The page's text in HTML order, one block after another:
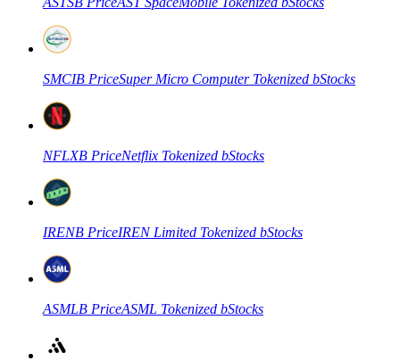
نسخ التداول
انضم إلى أفضل المتداولين
SMCIB PriceSuper Micro Computer Tokenized bStocks
NFLXB PriceNetflix Tokenized bStocks
IRENB PriceIREN Limited Tokenized bStocks
ASMLB PriceASML Tokenized bStocks